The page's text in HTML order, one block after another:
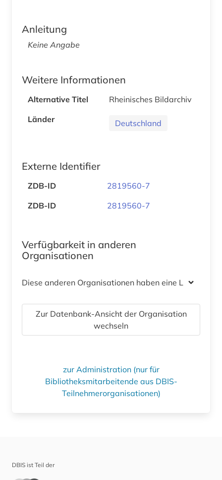
Anleitung
Keine Angabe
Weitere Informationen
Alternative Titel
Rheinisches Bildarchiv
Länder
Deutschland
Externe Identifier
ZDB-ID
2819560-7
ZDB-ID
2819560-7
Verfügbarkeit in anderen
Organisationen
Diese anderen Organisationen haben eine Lizenz
Zur Datenbank-Ansicht der Organisation
wechseln
zur Administration (nur für
Bibliotheksmitarbeitende aus DBIS-
Teilnehmerorganisationen)
DBIS ist Teil der